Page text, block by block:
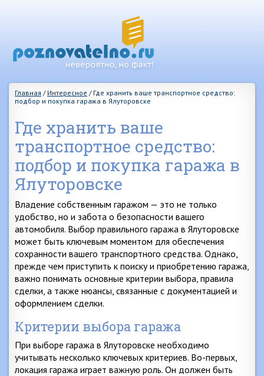
Главная / Интересное / Где хранить ваше транспортное средство:
подбор и покупка гаража в Ялуторовске
Где хранить ваше
транспортное средство:
подбор и покупка гаража в
Ялуторовске
Владение собственным гаражом — это не только
удобство, но и забота о безопасности вашего
автомобиля. Выбор правильного гаража в Ялуторовске
может быть ключевым моментом для обеспечения
сохранности вашего транспортного средства. Однако,
прежде чем приступить к поиску и приобретению гаража,
важно понимать основные критерии выбора, правила
сделки, а также нюансы, связанные с документацией и
оформлением сделки.
Критерии выбора гаража
При выборе гаража в Ялуторовске необходимо
учитывать несколько ключевых критериев. Во-первых,
локация гаража играет важную роль. Он должен быть